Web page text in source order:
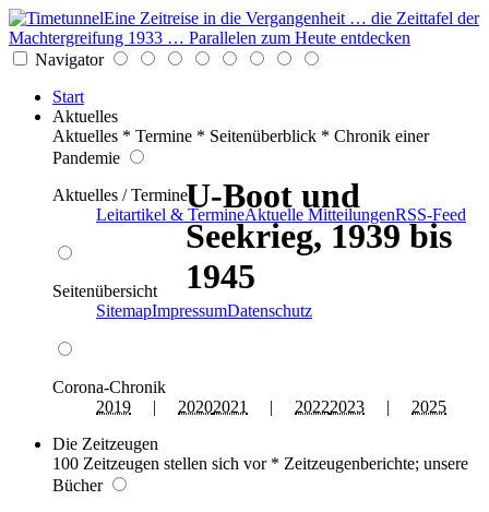
Eine Zeitreise in die Vergangenheit … die Zeittafel der
Machtergreifung 1933 … Parallelen zum Heute entdecken
Navigator
Start
Aktuelles
Aktuelles * Termine * Seitenüberblick * Chronik einer
Pandemie
Aktuelles / Termine
Leitartikel & TermineAktuelle MitteilungenRSS-Feed
Seitenübersicht
SitemapImpressumDatenschutz
Corona-Chronik
2019 | 20202021 | 20222023 | 2025
Die Zeitzeugen
100 Zeitzeugen stellen sich vor * Zeitzeugenberichte; unsere
Bücher
U-Boot und
Seekrieg, 1939 bis
1945